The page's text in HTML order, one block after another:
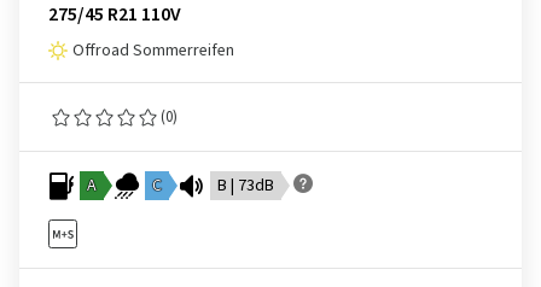
275/45 R21 110V
Offroad Sommerreifen
(0)
A C B | 73dB